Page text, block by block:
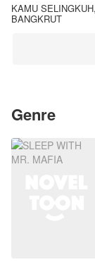
KAMU
BANGKRUT
Genre